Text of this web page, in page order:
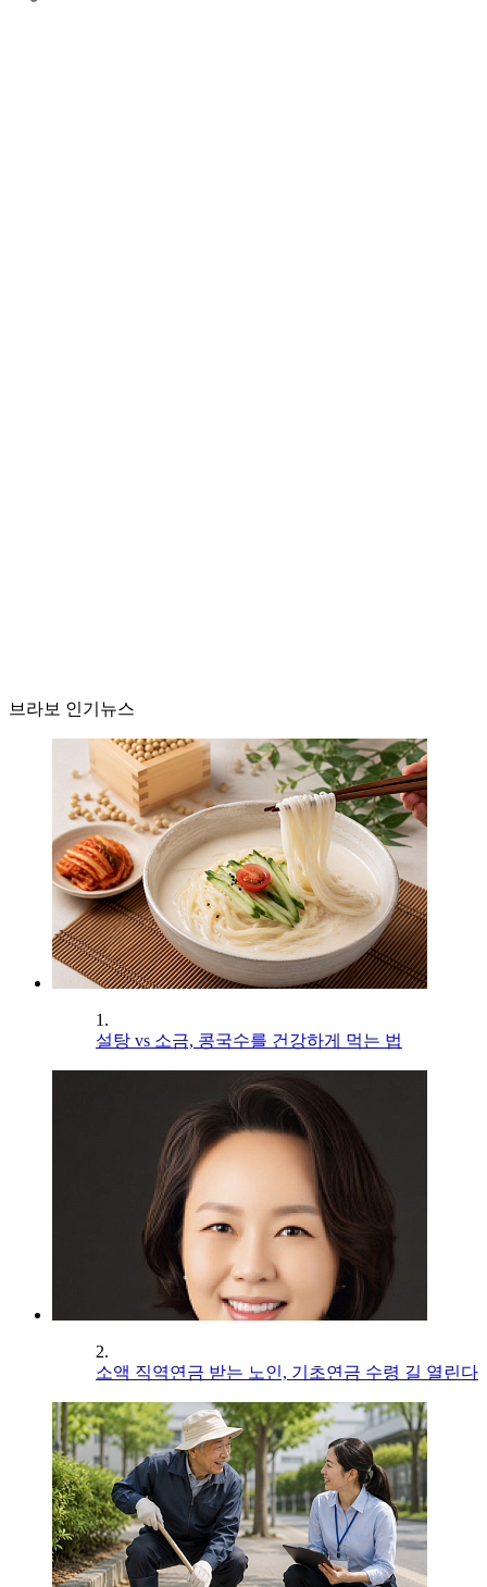
브라보 인기뉴스
1.
설탕 vs 소금, 콩국수를 건강하게 먹는 법
2.
소액 직역연금 받는 노인, 기초연금 수령 길 열린다